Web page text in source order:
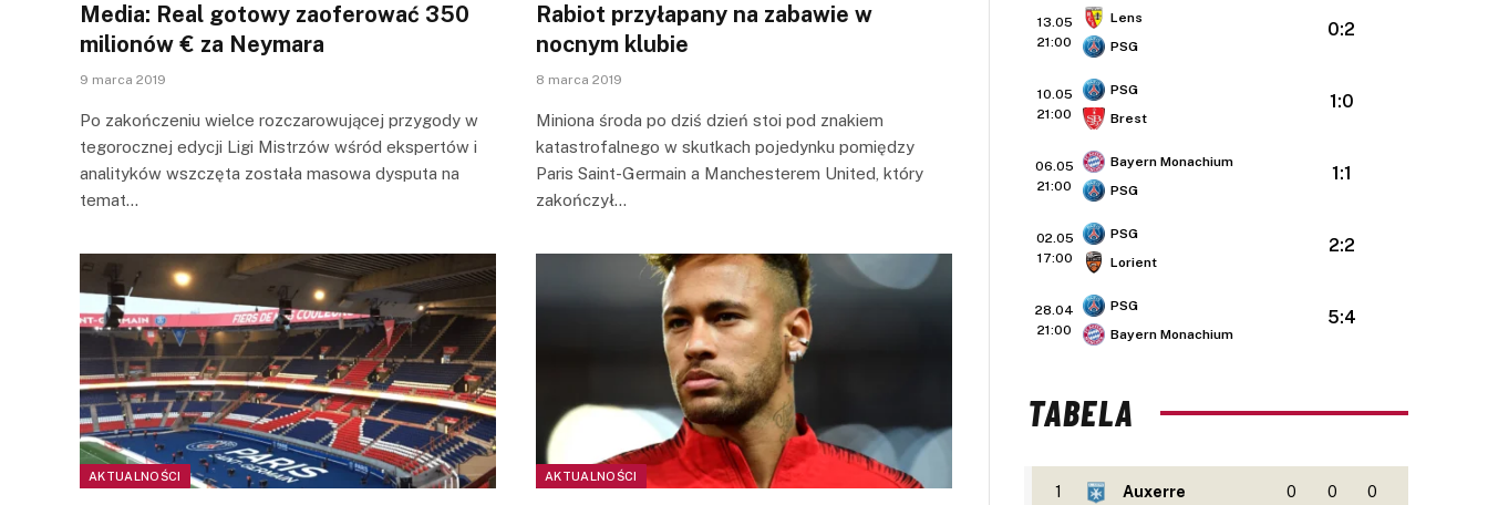
Media: Real gotowy zaoferować 350
milionów € za Neymara
9 marca 2019
Po zakończeniu wielce rozczarowującej przygody w
tegorocznej edycji Ligi Mistrzów wśród ekspertów i
analityków wszczęta została masowa dysputa na
temat…
Rabiot przyłapany na zabawie w
nocnym klubie
8 marca 2019
Miniona środa po dziś dzień stoi pod znakiem
katastrofalnego w skutkach pojedynku pomiędzy
Paris Saint-Germain a Manchesterem United, który
zakończył…
AKTUALNOŚCI AKTUALNOŚCI
13.05
21:00
Lens
PSG
0:2
10.05
21:00
PSG
Brest
1:0
06.05
21:00
Bayern Monachium
PSG
1:1
02.05
17:00
PSG
Lorient
2:2
28.04
21:00
PSG
Bayern Monachium
5:4
TABELA
1 Auxerre 0 0 0